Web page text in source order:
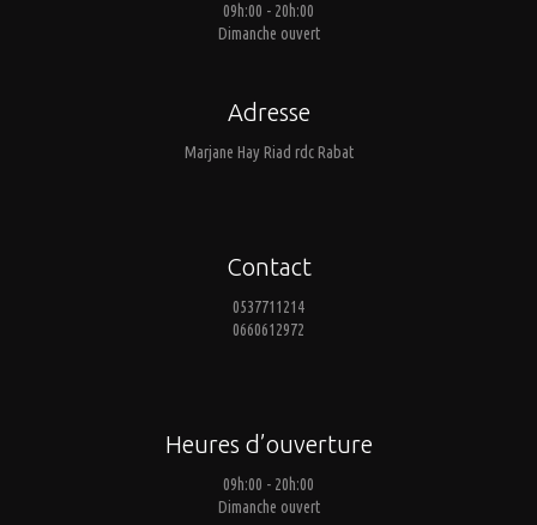
09h:00 - 20h:00
Dimanche ouvert
Adresse
Marjane Hay Riad rdc Rabat
Contact
0537711214
0660612972
Heures d’ouverture
09h:00 - 20h:00
Dimanche ouvert